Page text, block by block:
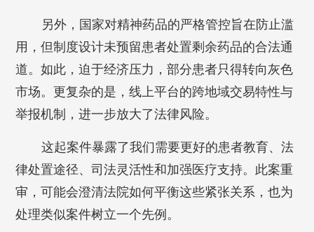
另外，国家对精神药品的严格管控旨在防止滥
用，但制度设计未预留患者处置剩余药品的合法通
道。如此，迫于经济压力，部分患者只得转向灰色
市场。更复杂的是，线上平台的跨地域交易特性与
举报机制，进一步放大了法律风险。
这起案件暴露了我们需要更好的患者教育、法
律处置途径、司法灵活性和加强医疗支持。此案重
审，可能会澄清法院如何平衡这些紧张关系，也为
处理类似案件树立一个先例。